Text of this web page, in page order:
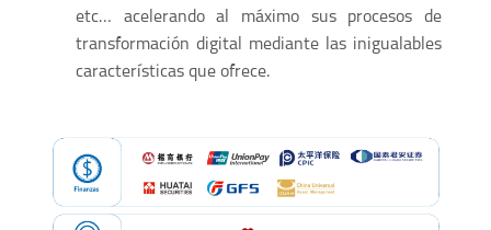
etc… acelerando al máximo sus procesos de
transformación digital mediante las inigualables
características que ofrece.